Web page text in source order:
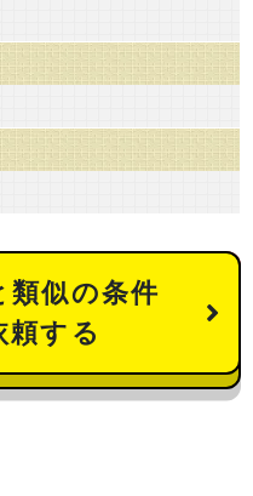
類似の条件
頼する